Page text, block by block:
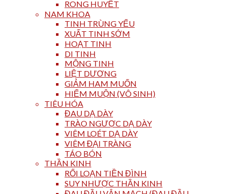
RONG HUYẾT
NAM KHOA
TINH TRÙNG YẾU
XUẤT TINH SỚM
HOẠT TINH
DI TINH
MỘNG TINH
LIỆT DƯƠNG
GIẢM HAM MUỐN
HIẾM MUỘN (VÔ SINH)
TIÊU HÓA
ĐAU DẠ DÀY
TRÀO NGƯỢC DẠ DÀY
VIÊM LOÉT DẠ DÀY
VIÊM ĐẠI TRÀNG
TÁO BÓN
THẦN KINH
RỐI LOẠN TIỀN ĐÌNH
SUY NHƯỢC THẦN KINH